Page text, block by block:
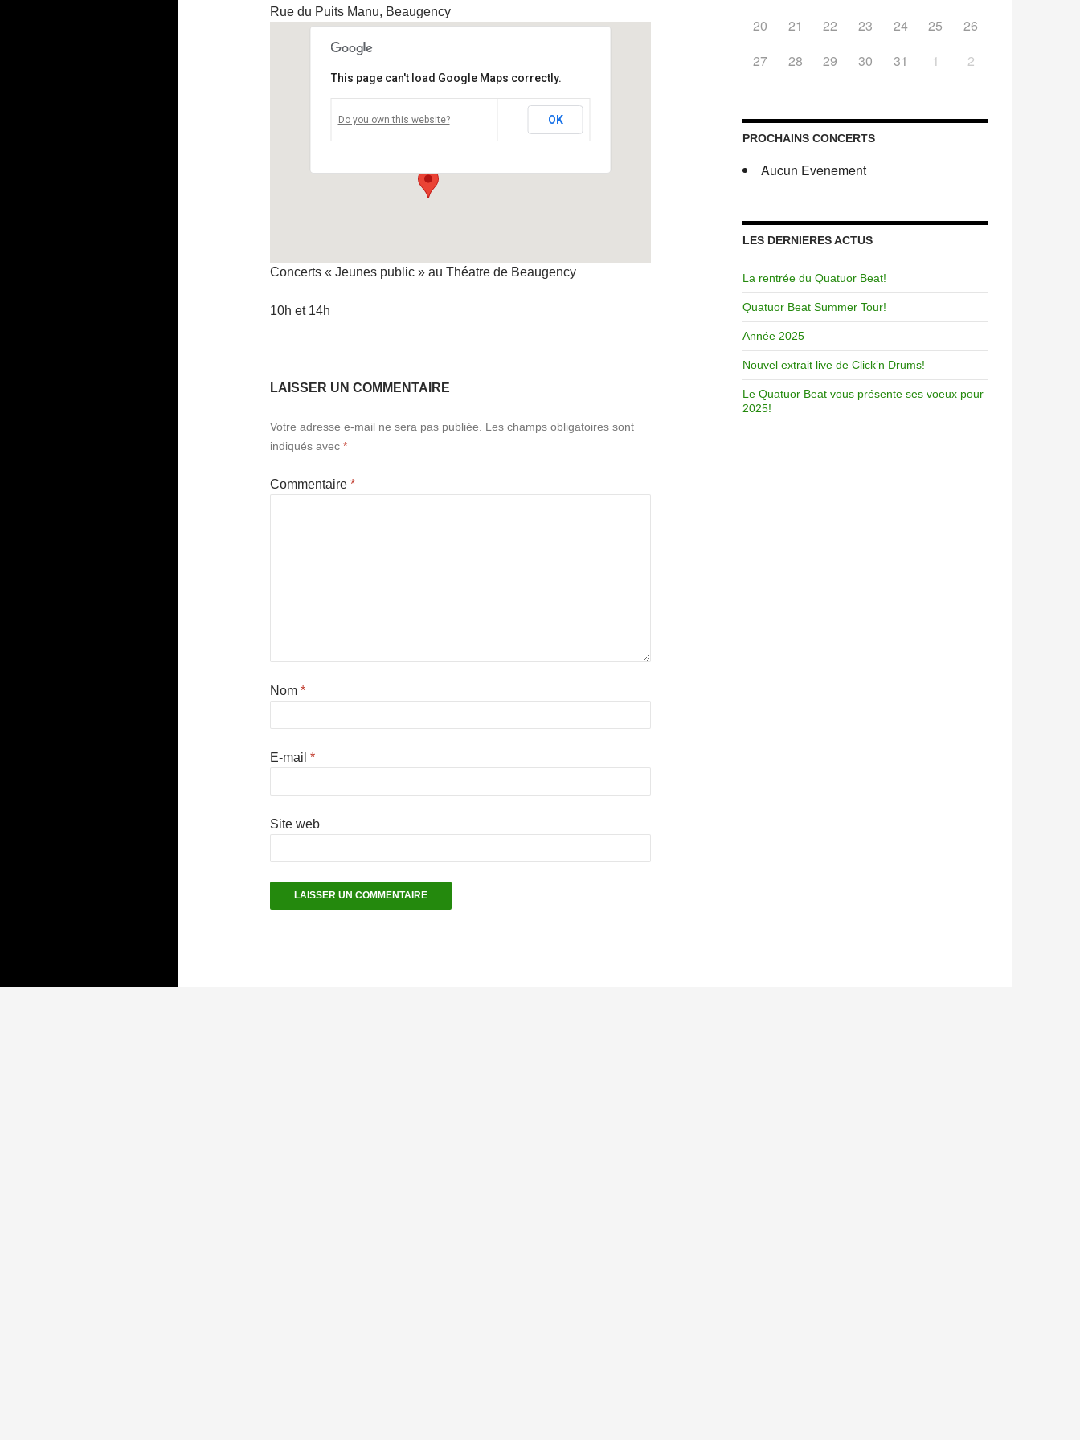
Rue du Puits Manu, Beaugency
Rue du Puits Manu - Beaugency
Voir Évènements
This page can't load Google Maps correctly.
Do you own this website? OK
Concerts « Jeunes public » au Théatre de Beaugency
10h et 14h
LAISSER UN COMMENTAIRE
Votre adresse e-mail ne sera pas publiée.
Les champs obligatoires sont
indiqués avec *
Commentaire *
Nom *
E-mail *
Site web
20
21 22 23 24 25
26
27
28 29 30 31 1 2
PROCHAINS CONCERTS
Aucun Evenement
LES DERNIERES ACTUS
La rentrée du Quatuor Beat!
Quatuor Beat Summer Tour!
Année 2025
Nouvel extrait live de Click’n Drums!
Le Quatuor Beat vous présente ses voeux pour
2025!